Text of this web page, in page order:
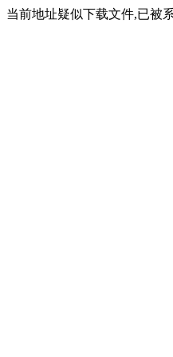
当前地址疑似下载文件,已被